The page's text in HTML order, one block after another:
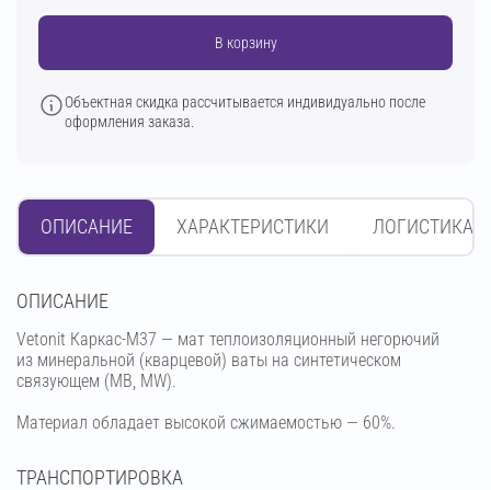
В корзину
Объектная скидка рассчитывается индивидуально после
оформления заказа.
ОПИСАНИЕ ХАРАКТЕРИСТИКИ ЛОГИСТИКА
OПИСАНИЕ
Vetonit Каркас-М37 — мат теплоизоляционный негорючий
из минеральной (кварцевой) ваты на синтетическом
связующем (МВ, MW).
Материал обладает высокой сжимаемостью — 60%.
ТРАНСПОРТИРОВКА